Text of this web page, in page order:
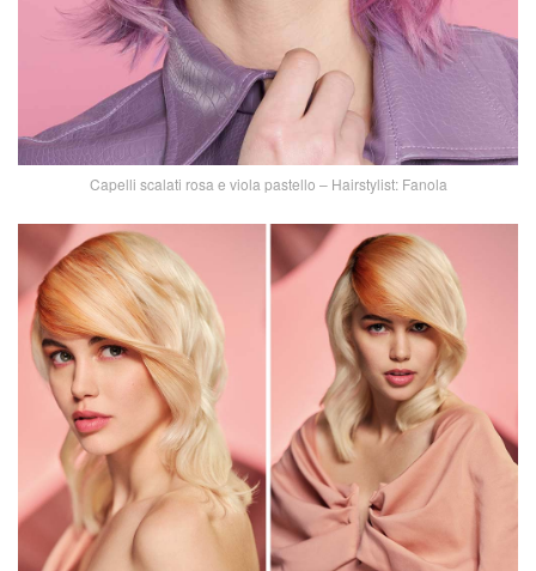
Capelli scalati rosa e viola pastello – Hairstylist: Fanola